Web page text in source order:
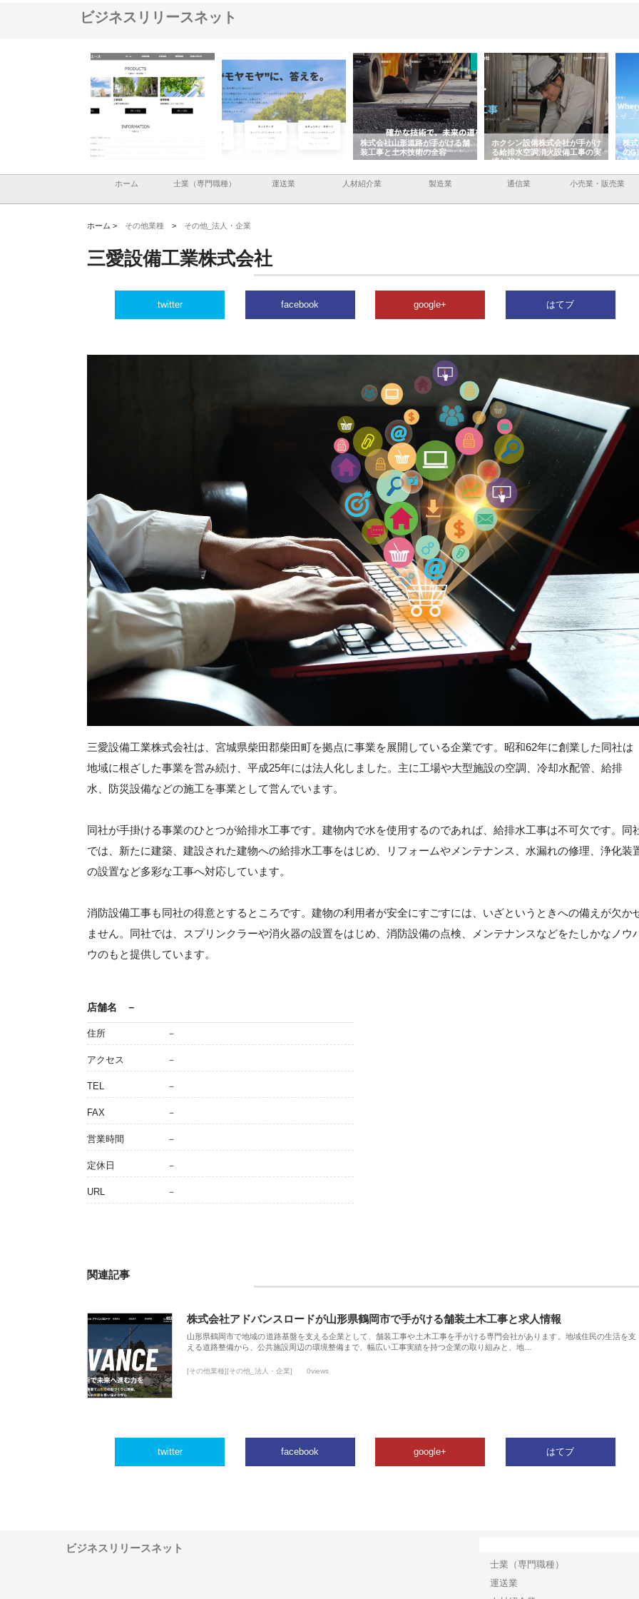
ビジネスリリースネット
みを徹底解説
株式会社山形道路が手がける舗
ホクシン設備株式会社が手がけ
る給排水空調消火設備工事の実
績と強み
株式会社東京シー・エム・シー
のGISインフラ管理システム導
入メリット
株
か
由
ホーム 士業（専門職種） 運送業 人材紹介業 製造業 通信業 小売業・販売業
ホーム > その他業種 > その他_法人・企業
三愛設備工業株式会社
twitter facebook google+ はてブ
三愛設備工業株式会社は、宮城県柴田郡柴田町を拠点に事業を展開している企業です。昭和62年に創業した同社は
地域に根ざした事業を営み続け、平成25年には法人化しました。主に工場や大型施設の空調、冷却水配管、給排
水、防災設備などの施工を事業として営んでいます。
同社が手掛ける事業のひとつが給排水工事です。建物内で水を使用するのであれば、給排水工事は不可欠です。同
では、新たに建築、建設された建物への給排水工事をはじめ、リフォームやメンテナンス、水漏れの修理、浄化装
の設置など多彩な工事へ対応しています。
消防設備工事も同社の得意とするところです。建物の利用者が安全にすごすには、いざというときへの備えが欠か
ません。同社では、スプリンクラーや消火器の設置をはじめ、消防設備の点検、メンテナンスなどをたしかなノウ
ウのもと提供しています。
店舗名 －
住所 －
アクセス －
TEL －
FAX －
営業時間 －
定休日 －
URL －
関連記事
株式会社アドバンスロードが山形県鶴岡市で手がける舗装土木工事と求人情報
山形県鶴岡市で地域の道路基盤を支える企業として、舗装工事や土木工事を手がける専門会社があります。地域住民の生活を支
える道路整備から、公共施設周辺の環境整備まで、幅広い工事実績を持つ企業の取り組みと、地…
[その他業種][その他_法人・企業] 0views
twitter facebook google+ はてブ
ビジネスリリースネット
士業（専門職種）
運送業